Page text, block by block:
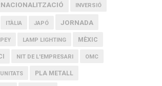
INVERSIÓ
ITÀLIA JAPÓ JORNADA
LAMP LIGHTING MÈXIC
NIT DE L'EMPRESARI OMC
PLA METALL